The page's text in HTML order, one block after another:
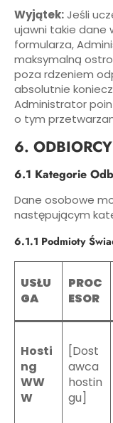
Wyjątek:Jeśli
ujawni takie dane
formularza,
maksymalną
poza rdzeniem
absolutnie
Administrator
o tym
6.
6.1 Kategorie
Dane osobowe
następującym
6.1.1 Podmioty
USŁU
GA
PROC
ESOR
Hosti
ng
WW
W
[Dost
awca
hostin
gu]